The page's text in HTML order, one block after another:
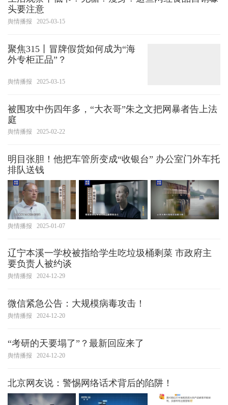
头要注意
舆情播报 2025-03-15
聚焦315丨冒牌假货如何成为“海
外专柜正品”？
舆情播报 2025-03-15
被围攻中伤四年多，“大衣哥”朱之文把网暴者告上法
庭
舆情播报 2025-02-22
明目张胆！他把车管所变成“收银台” 办公室门外车托
排队送钱
舆情播报 2025-01-07
辽宁本溪一学校被指给学生吃垃圾桶剩菜 市政府主
要负责人被约谈
舆情播报 2024-12-29
微信紧急公告：大规模病毒攻击！
舆情播报 2024-12-20
“考研的天要塌了”？最新回应来了
舆情播报 2024-12-20
北京网友说：警惕网络话术背后的陷阱！